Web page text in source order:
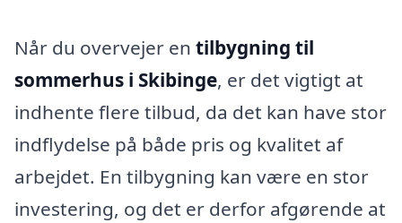
Når du overvejer en tilbygning til
sommerhus i Skibinge, er det vigtigt at
indhente flere tilbud, da det kan have stor
indflydelse på både pris og kvalitet af
arbejdet. En tilbygning kan være en stor
investering, og det er derfor afgørende at